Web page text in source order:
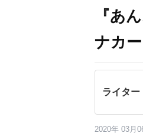
『あ
ナカ
ライター
2020年 03月